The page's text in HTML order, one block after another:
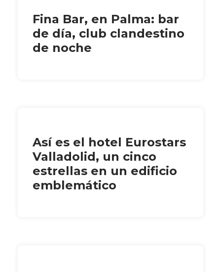
Fina Bar, en Palma: bar
de día, club clandestino
de noche
Así es el hotel Eurostars
Valladolid, un cinco
estrellas en un edificio
emblemático